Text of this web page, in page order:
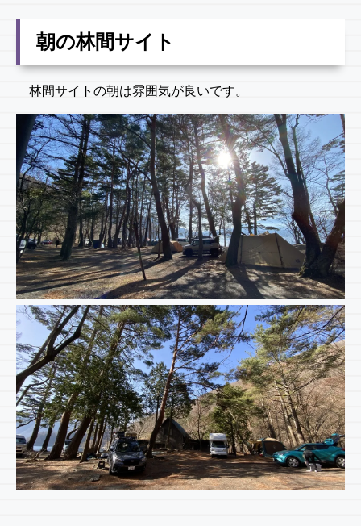
朝の林間サイト
林間サイトの朝は雰囲気が良いです。